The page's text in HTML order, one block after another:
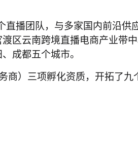
播团队，与多家国内前沿供
区云南跨境直播电商产业带
成都五个城市。
）三项孵化资质，开拓了九